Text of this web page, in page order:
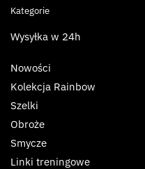
Kategorie
Wysyłka w 24h
Nowości
Kolekcja Rainbow
Szelki
Obroże
Smycze
Linki treningowe